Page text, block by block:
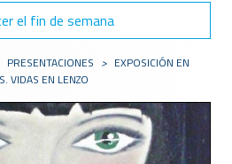
el fin de semana
PRESENTACIONES > EXPOSICIÓN EN
VIDAS EN LENZO